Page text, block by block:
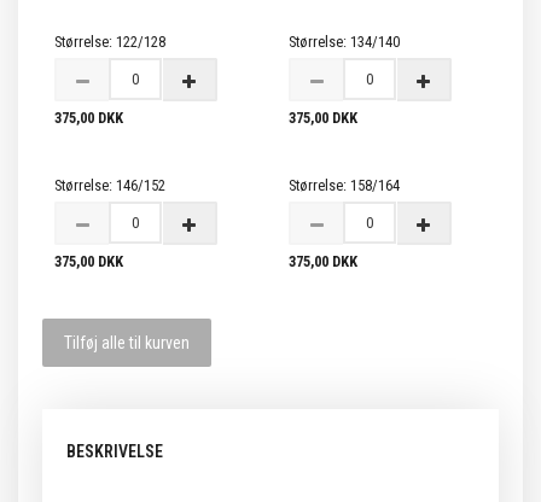
Størrelse: 122/128
375,00 DKK
Størrelse: 134/140
375,00 DKK
Størrelse: 146/152
375,00 DKK
Størrelse: 158/164
375,00 DKK
Tilføj alle til kurven
BESKRIVELSE